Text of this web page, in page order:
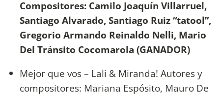
Compositores: Camilo Joaquín Villarruel,
Santiago Alvarado, Santiago Ruiz “tatool”,
Gregorio Armando Reinaldo Nelli, Mario
Del Tránsito Cocomarola (GANADOR)
Mejor que vos – Lali & Miranda! Autores y
compositores: Mariana Espósito, Mauro De